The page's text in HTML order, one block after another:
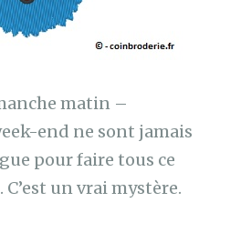
matin –
end ne sont jamais
pour faire tous ce
un vrai mystère.